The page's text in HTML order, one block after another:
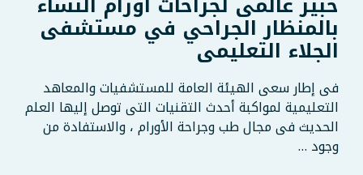
بالمنظار الجراحي في مستشفى
الجلاء التعليمى
فى إطار سعى الهيئة العامة للمستشفيات والمعاهد
التعليمية لمواكبة أحدث التقنيات التى توصل إليها العلم
الحديث فى مجال طب وجراحة الأورام ، والاستفادة من
وجود …